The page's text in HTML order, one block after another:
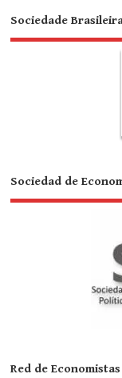
Sociedade
Sociedad de
Red de